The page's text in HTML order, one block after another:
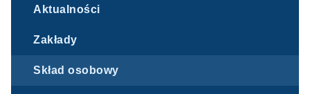
Aktualności
Zakłady
Skład osobowy